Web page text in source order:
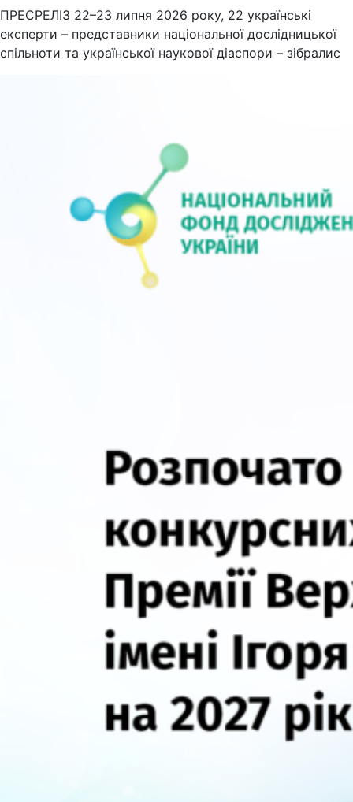
ПРЕСРЕЛІЗ 22–23 липня 2026 року, 22 українські
експерти – представники національної дослідницької
спільноти та української наукової діаспори – зібралис